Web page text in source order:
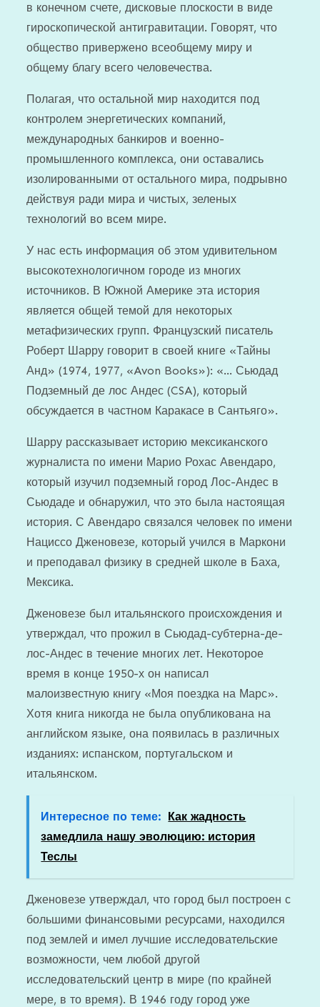
в конечном счете, дисковые плоскости в виде
гироскопической антигравитации. Говорят, что
общество привержено всеобщему миру и
общему благу всего человечества.
Полагая, что остальной мир находится под
контролем энергетических компаний,
международных банкиров и военно-
промышленного комплекса, они оставались
изолированными от остального мира, подрывно
действуя ради мира и чистых, зеленых
технологий во всем мире.
У нас есть информация об этом удивительном
высокотехнологичном городе из многих
источников. В Южной Америке эта история
является общей темой для некоторых
метафизических групп. Французский писатель
Роберт Шарру говорит в своей книге «Тайны
Анд» (1974, 1977, «Avon Books»): «… Сьюдад
Подземный де лос Андес (CSA), который
обсуждается в частном Каракасе в Сантьяго».
Шарру рассказывает историю мексиканского
журналиста по имени Марио Рохас Авендаро,
который изучил подземный город Лос-Андес в
Сьюдаде и обнаружил, что это была настоящая
история. С Авендаро связался человек по имени
Нациссо Дженовезе, который учился в Маркони
и преподавал физику в средней школе в Баха,
Мексика.
Дженовезе был итальянского происхождения и
утверждал, что прожил в Сьюдад-субтерна-де-
лос-Андес в течение многих лет. Некоторое
время в конце 1950-х он написал
малоизвестную книгу «Моя поездка на Марс».
Хотя книга никогда не была опубликована на
английском языке, она появилась в различных
изданиях: испанском, португальском и
итальянском.
Интересное по теме: Как жадность
замедлила нашу эволюцию: история
Теслы
Дженовезе утверждал, что город был построен с
большими финансовыми ресурсами, находился
под землей и имел лучшие исследовательские
возможности, чем любой другой
исследовательский центр в мире (по крайней
мере, в то время). В 1946 году город уже